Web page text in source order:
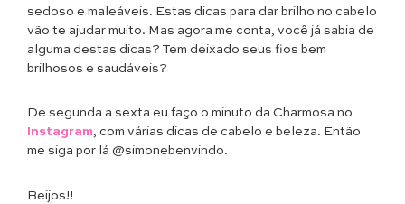
sedoso e maleáveis. Estas dicas para dar brilho no cabelo
vão te ajudar muito. Mas agora me conta, você já sabia de
alguma destas dicas? Tem deixado seus fios bem
brilhosos e saudáveis?
De segunda a sexta eu faço o minuto da Charmosa no
Instagram, com várias dicas de cabelo e beleza. Então
me siga por lá @simonebenvindo.
Beijos!!